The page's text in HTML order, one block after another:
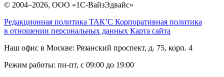
© 2004–2026, ООО «1С-ВайзЭдвайс»
Редакционная политика ТАК’C Корпоративная политика
в отношении персональных данных Карта сайта
Наш офис в Москве: Рязанский проспект, д. 75, корп. 4
Режим работы: пн-пт, с 09:00 до 19:00